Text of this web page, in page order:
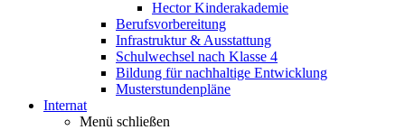
Hector Kinderakademie
Berufsvorbereitung
Infrastruktur & Ausstattung
Schulwechsel nach Klasse 4
Bildung für nachhaltige Entwicklung
Musterstundenpläne
Internat
Menü schließen